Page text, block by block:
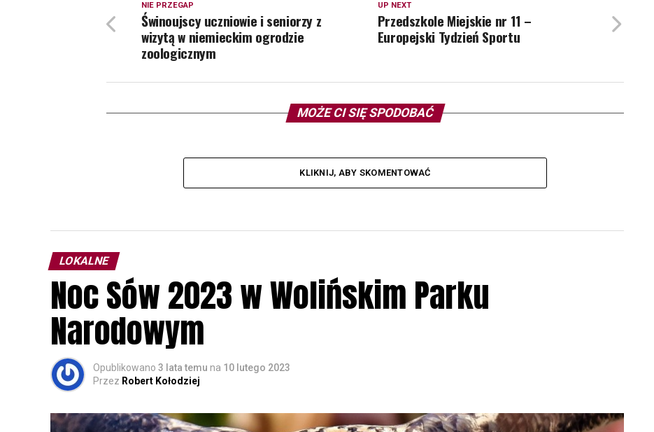
UP NEXT
Przedszkole Miejskie nr 11 –
Europejski Tydzień Sportu
NIE PRZEGAP
Świnoujscy uczniowie i seniorzy z
wizytą w niemieckim ogrodzie
zoologicznym
MOŻE CI SIĘ SPODOBAĆ
KLIKNIJ, ABY SKOMENTOWAĆ
LOKALNE
Noc Sów 2023 w Wolińskim Parku
Narodowym
Opublikowano 3 lata temu na 10 lutego 2023
Przez Robert Kołodziej